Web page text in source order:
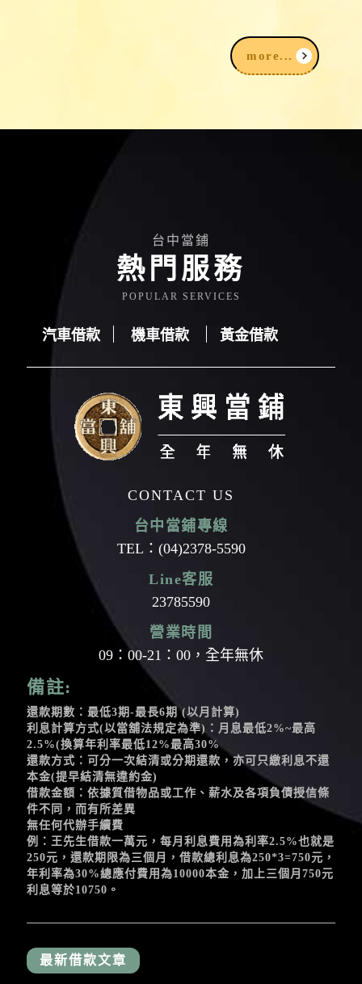
備什麼？賣黃金注意事項一次看
more...
台中當鋪
熱門服務
POPULAR SERVICES
汽車借款 汽車借款
機車借款 機車借款
黃金借款
CONTACT US
台中當鋪專線
TEL： (04)2378-5590
Line客服
23785590
營業時間
09：00-21：00，全年無休
備註:
還款期數：最低3期-最長6期 (以月計算)
利息計算方式(以當舖法規定為準)：月息最低2%~最高
2.5%(換算年利率最低12%最高30%
還款方式：可分一次結清或分期還款，亦可只繳利息不還
本金(提早結清無違約金)
借款金額：依據質借物品或工作、薪水及各項負債授信條
件不同，而有所差異
無任何代辦手續費
例：王先生借款一萬元，每月利息費用為利率2.5%也就是
250元，還款期限為三個月，借款總利息為250*3=750元，
年利率為30%總應付費用為10000本金，加上三個月750元
利息等於10750。
最新借款文章